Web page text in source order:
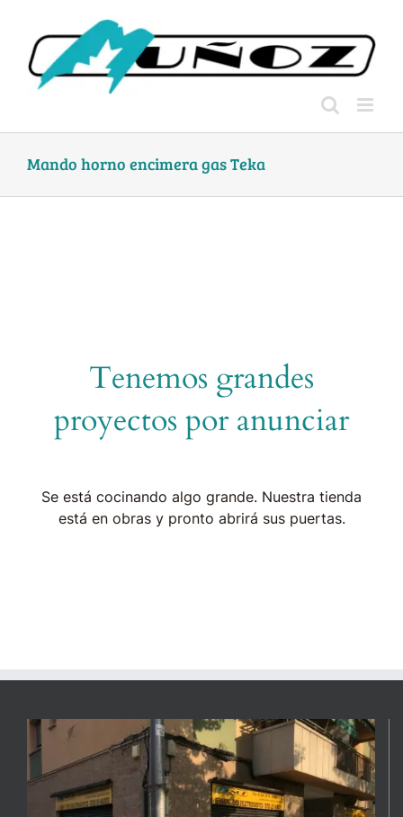
content
Mando horno encimera gas Teka
Tenemos grandes
proyectos por anunciar
Se está cocinando algo grande. Nuestra tienda
está en obras y pronto abrirá sus puertas.